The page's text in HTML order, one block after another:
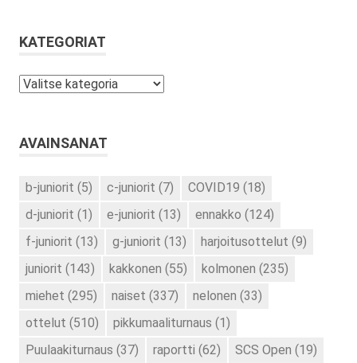
KATEGORIAT
Kategoriat
AVAINSANAT
b-juniorit (5) c-juniorit (7) COVID19 (18)
d-juniorit (1) e-juniorit (13) ennakko (124)
f-juniorit (13) g-juniorit (13) harjoitusottelut (9)
juniorit (143) kakkonen (55) kolmonen (235)
miehet (295) naiset (337) nelonen (33)
ottelut (510) pikkumaaliturnaus (1)
Puulaakiturnaus (37) raportti (62) SCS Open (19)